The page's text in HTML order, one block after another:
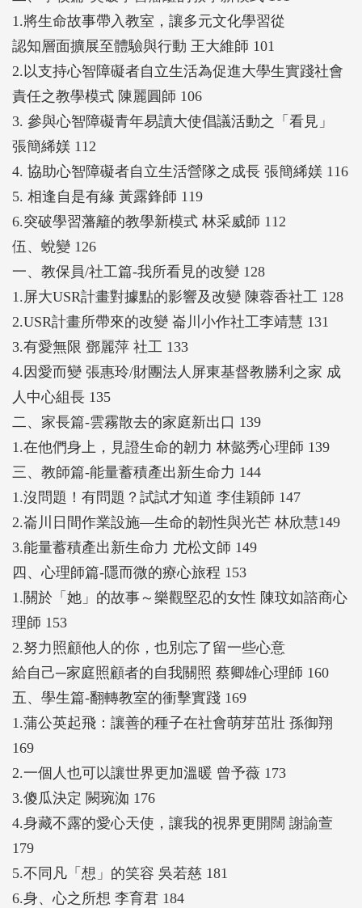
1.將生命故事帶入教室，讓多元文化學習從
認知層面擴展至體驗與行動 王大維師 101
2.以支持心智障礙者自立生活為促進大學生實踐社會
責任之教學模式 陳麗圓師 106
3. 參與心智障礙青年易讀大使倡議活動之「看見」
張簡絺媄 112
4. 協助心智障礙者自立生活營隊之成長 張簡絺媄 116
5. 相逢自是有緣 黃露鋒師 119
6.突破學習藩籬的教學新模式 林采威師 112
伍、蛻變 126
一、教保員/社工篇-我所看見的改變 128
1.屏大USR計畫對據點的影響及改變 陳蓉香社工 128
2.USR計畫所帶來的改變 崙川小作社工李靖慧 131
3.有愛無限 鄧麗萍 社工 133
4.因愛而變 張惠玲/財團法人屏東基督教勝利之家 成
人中心組長 135
二、家長篇-雲霧散去的家庭新出口 139
1.在他們身上，見證生命的韌力 林懿秀心理師 139
三、教師篇-能量蓄積產出新生命力 144
1.沒問題！有問題？試試才知道 李佳穎師 147
2.崙川日間作業設施—生命的韌性與光芒 林欣慧149
3.能量蓄積產出新生命力 尤松文師 149
四、心理師篇-隱而微的療心旅程 153
1.關於「她」的故事～樂觀堅忍的女性 陳玟如諮商心
理師 153
2.努力照顧他人的你，也別忘了留一些心意
給自己─家庭照顧者的自我關照 蔡卿雄心理師 160
五、學生篇-翻轉教室的衝擊實踐 169
1.蒲公英起飛：讓善的種子在社會萌芽茁壯 孫御翔
169
2.一個人也可以讓世界更加溫暖 曾予薇 173
3.傻瓜決定 闕琬洳 176
4.身藏不露的愛心天使，讓我的視界更開闊 謝諭萱
179
5.不同凡「想」的笑容 吳若慈 181
6.身、心之所想 李育君 184